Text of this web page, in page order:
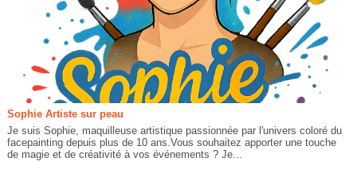
Sophie Artiste sur peau
Je suis Sophie, maquilleuse artistique passionnée par l'univers coloré du
facepainting depuis plus de 10 ans.Vous souhaitez apporter une touche
de magie et de créativité à vos événements ? Je...